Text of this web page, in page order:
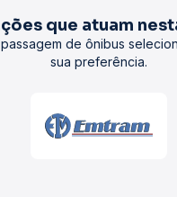
que atuam
de ônibus
sua preferência.